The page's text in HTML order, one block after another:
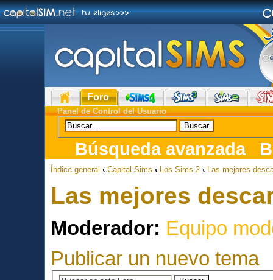
Foro
Panel de Control del Usuario
Búsqueda avanzada
Índice general ‹ Capital Sims ‹ Los Sims 2 ‹ Las mejores
Las mejores
Moderador: Equipo
Publicar un nuevo tema